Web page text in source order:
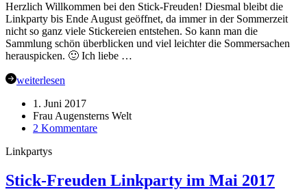
Herzlich Willkommen bei den Stick-Freuden! Diesmal bleibt die
Linkparty bis Ende August geöffnet, da immer in der Sommerzeit
nicht so ganz viele Stickereien entstehen. So kann man die
Sammlung schön überblicken und viel leichter die Sommersachen
herauspicken. 🙂 Ich liebe …
weiterlesen
1. Juni 2017
Frau Augensterns Welt
2 Kommentarezu
im
Juni
Linkpartys
Stick-Freuden Linkparty im Mai 2017